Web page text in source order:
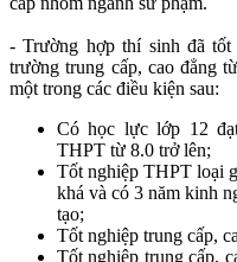
- Trường hợp thí sinh đã tốt
trường trung cấp, cao đẳng
một trong các điều kiện sau:
Có học lực lớp 12
THPT từ 8.0 trở lên;
Tốt nghiệp THPT loại
khá và có 3 năm kinh
tạo;
Tốt nghiệp trung cấp,
Tốt nghiệp trung cấp,